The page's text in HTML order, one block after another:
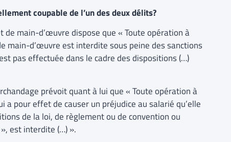
coupable de l’un des deux délits?
de main-d’œuvre dispose que « Toute opération à
main-d’œuvre est interdite sous peine des sanctions
pas effectuée dans le cadre des dispositions (…)
prévoit quant à lui que « Toute opération à
pour effet de causer un préjudice au salarié qu’elle
de la loi, de règlement ou de convention ou
est interdite (…) ».